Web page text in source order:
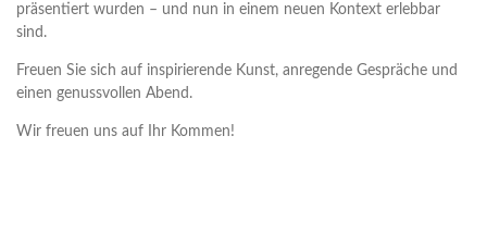
präsentiert wurden – und nun in einem neuen Kontext erlebbar
sind.
Freuen Sie sich auf inspirierende Kunst, anregende Gespräche und
einen genussvollen Abend.
Wir freuen uns auf Ihr Kommen!